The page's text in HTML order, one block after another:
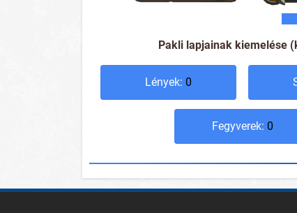
Pakli lapjainak kiemelése
Lények: 0
Fegyverek: 0